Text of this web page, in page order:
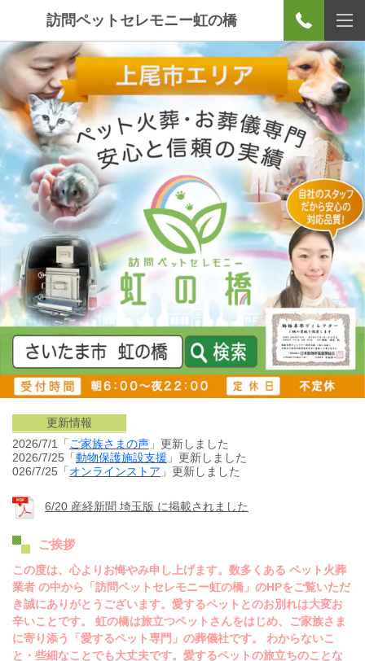
訪問ペットセレモニー虹の橋
更新情報
2026/7/1「 ご家族さまの声 」更新しました
2026/7/25「 動物保護施設支援 」更新しました
026/7/25「 オンラインストア 」更新しました
6/20 産経新聞 埼玉版 に掲載されました
ご挨拶
この度は、心よりお悔やみ申し上げます。数多くある ペット火葬
業者 の中から「訪問ペットセレモニー虹の橋」のHPをご覧いただ
き誠にありがとうございます。愛するペットとのお別れは大変お
辛いことです。 虹の橋は旅立つペットさんをはじめ、ご家族さま
に寄り添う「愛するペット専門」の葬儀社です。 わからないこ
と・些細なことでも大丈夫です。愛するペットの旅立ちのことな